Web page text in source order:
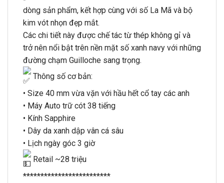
dòng sản phẩm, kết hợp cùng với số La Mã và bộ
kim vót nhọn đẹp mắt.
Các chi tiết này được chế tác từ thép không gỉ và
trở nên nổi bật trên nền mặt số xanh navy với những
đường chạm Guilloche sang trọng.
Thông số cơ bản:
• Size 40 mm vừa vặn với hầu hết cổ tay các anh
• Máy Auto trữ cót 38 tiếng
• Kính Sapphire
• Dây da xanh dập vân cá sâu
• Lịch ngày góc 3 giờ
Retail ~28 triệu
*************************